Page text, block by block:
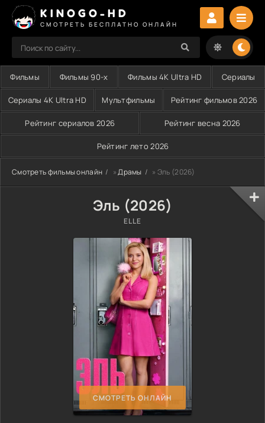
KINOGO-HD
СМОТРЕТЬ БЕСПЛАТНО ОНЛАЙН
Фильмы Фильмы 90-х Фильмы 4K Ultra HD Сериалы
Сериалы 4K Ultra HD Мультфильмы Рейтинг фильмов 2026
Рейтинг сериалов 2026 Рейтинг весна 2026
Рейтинг лето 2026
Смотреть фильмы онлайн »Драмы » Эль (2026)
Эль (2026)
ELLE
СМОТРЕТЬ ОНЛАЙН